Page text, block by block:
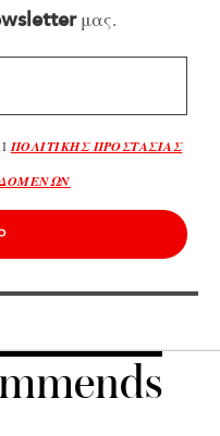
μας.
ΠΟΛΙΤΙΚΗΣ ΠΡΟΣΤΑΣΙΑΣ